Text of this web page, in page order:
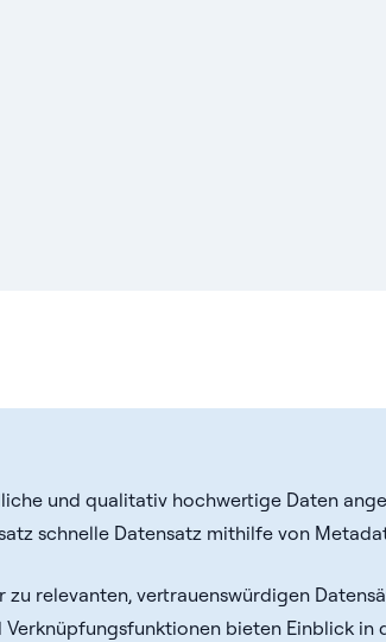
und qualitativ hochwertige Daten
schnelle Datensatz mithilfe von
relevanten, vertrauenswürdigen
bieten Einblick in